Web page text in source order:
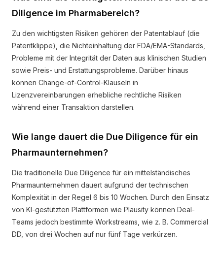
Diligence im Pharmabereich?
Zu den wichtigsten Risiken gehören der Patentablauf (die
Patentklippe), die Nichteinhaltung der FDA/EMA-Standards,
Probleme mit der Integrität der Daten aus klinischen Studien
sowie Preis- und Erstattungsprobleme. Darüber hinaus
können Change-of-Control-Klauseln in
Lizenzvereinbarungen erhebliche rechtliche Risiken
während einer Transaktion darstellen.
Wie lange dauert die Due Diligence für ein
Pharmaunternehmen?
Die traditionelle Due Diligence für ein mittelständisches
Pharmaunternehmen dauert aufgrund der technischen
Komplexität in der Regel 6 bis 10 Wochen. Durch den Einsatz
von KI-gestützten Plattformen wie Plausity können Deal-
Teams jedoch bestimmte Workstreams, wie z. B. Commercial
DD, von drei Wochen auf nur fünf Tage verkürzen.